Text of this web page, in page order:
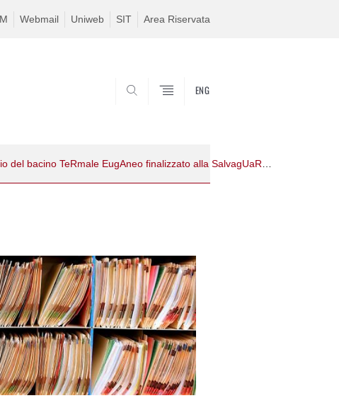
Webmail Uniweb SIT Area Riservata
ENG
Selezione per 1 assegno di ricerca (Tipo A) - titolo "Monitoraggio del bacino TeRmale EugAneo finalizzato alla SalvagUaRdia e tutela del giacimEnto termale (TREASURE)" - Fondi Progetto Treasure - Responsabile scientifico Prof. Paolo Fabbri